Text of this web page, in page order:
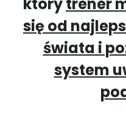
się od
świata i
system